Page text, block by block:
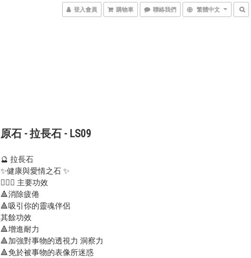
登入會員 購物車 聯絡我們 繁體中文
原石 - 拉長石 - LS09
🔮 拉長石
✨健康與愛情之石 ✨
💁🏻‍♀️ 主要功效
🔺消除疲倦
🔺吸引你的靈魂伴侶
其餘功效
🔺增進耐力
🔺加強對事物的透視力 洞察力
🔺免於被事物的表像所迷惑